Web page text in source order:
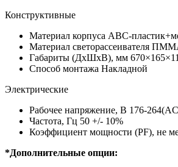
Конструктивные
Материал корпуса АВС-
Материал светорассеивателя
Габариты (ДхШхВ), мм
Способ монтажа Накладной
Электрические
Рабочее напряжение, В 176-
Частота, Гц 50 +/- 10%
Коэффициент мощности (PF), не
*Дополнительные опции: